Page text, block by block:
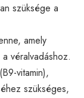
szüksége a
amely
véralvadáshoz.
(B9-vitamin),
szükséges,